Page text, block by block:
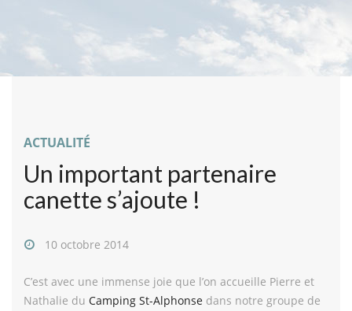
ACTUALITÉ
Un important partenaire
canette s’ajoute !
10 octobre 2014
C’est avec une immense joie que l’on accueille Pierre et
Nathalie du Camping St-Alphonse dans notre groupe de